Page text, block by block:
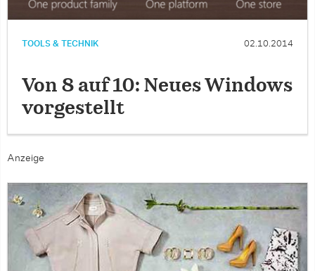
TOOLS & TECHNIK 02.10.2014
Von 8 auf 10: Neues Windows
vorgestellt
Anzeige